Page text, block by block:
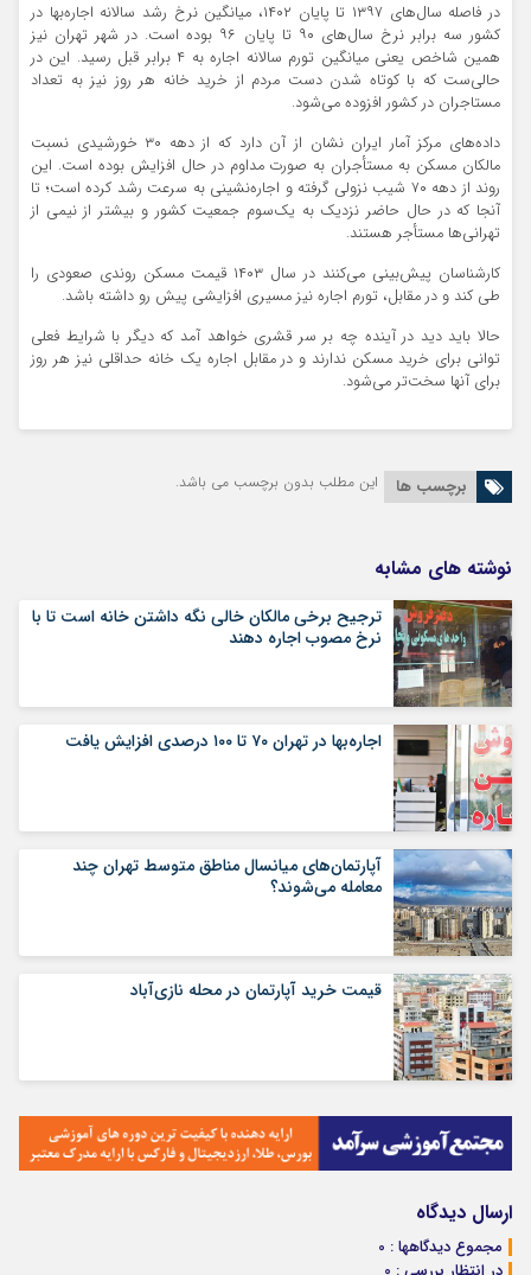
در فاصله سال‌های ۱۳۹۷ تا پایان ۱۴۰۲، میانگین نرخ رشد سالانه اجاره‌بها در
کشور سه برابر نرخ سال‌های ۹۰ تا پایان ۹۶ بوده است. در شهر تهران نیز
همین شاخص یعنی میانگین تورم سالانه اجاره به ۴ برابر قبل رسید. این در
حالی‌ست که با کوتاه شدن دست مردم از خرید خانه هر روز نیز به تعداد
مستاجران در کشور افزوده می‌شود.
داده‌های مرکز آمار ایران نشان از آن دارد که از دهه ۳۰ خورشیدی نسبت
مالکان مسکن به مستأجران به صورت مداوم در حال افزایش بوده است. این
روند از دهه ۷۰ شیب نزولی گرفته و اجاره‌نشینی به سرعت رشد کرده است؛ تا
آنجا که در حال حاضر نزدیک به یک‌سوم جمعیت کشور و بیشتر از نیمی از
تهرانی‌ها مستأجر هستند.
کارشناسان پیش‌بینی می‌کنند در سال ۱۴۰۳ قیمت مسکن روندی صعودی را
طی کند و در مقابل، تورم اجاره نیز مسیری افزایشی پیش رو داشته باشد.
حالا باید دید در آینده چه بر سر قشری خواهد آمد که دیگر با شرایط فعلی
توانی برای خرید مسکن ندارند و در مقابل اجاره یک خانه حداقلی نیز هر روز
برای آنها سخت‌تر می‌شود.
برچسب ها این مطلب بدون برچسب می باشد.
نوشته های مشابه
ترجیح برخی مالکان خالی نگه داشتن خانه است تا با
نرخ مصوب اجاره دهند
اجاره‌بها در تهران ۷۰ تا ۱۰۰ درصدی افزایش یافت
آپارتمان‌های میانسال‌ مناطق متوسط تهران چند
معامله می‌شوند؟
قیمت خرید آپارتمان در محله نازی‌آباد
ارسال دیدگاه
مجموع دیدگاهها : 0